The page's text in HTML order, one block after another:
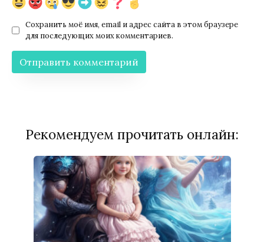
Сохранить моё имя, email и адрес сайта в этом браузере
для последующих моих комментариев.
Рекомендуем прочитать онлайн: